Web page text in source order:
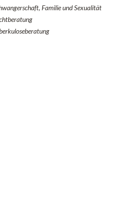
Familie und Sexualität